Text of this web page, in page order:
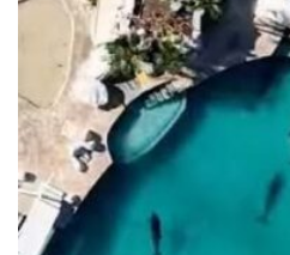
Luego de encontrar a las tres
agentes policiacos se
través del altoparlante un
detuvieran su actividad sin
omiso los tres intentaron
presunto taxi.